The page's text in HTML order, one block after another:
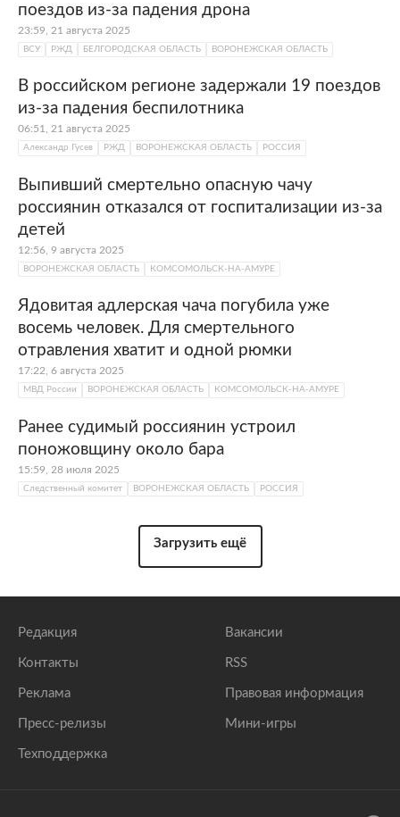
поездов из-за падения дрона
23:59, 21 августа 2025
ВСУ РЖД БЕЛГОРОДСКАЯ ОБЛАСТЬ ВОРОНЕЖСКАЯ ОБЛАСТЬ
В российском регионе задержали 19 поездов
из-за падения беспилотника
06:51, 21 августа 2025
Александр Гусев РЖД ВОРОНЕЖСКАЯ ОБЛАСТЬ РОССИЯ
Выпивший смертельно опасную чачу
россиянин отказался от госпитализации из-за
детей
12:56, 9 августа 2025
ВОРОНЕЖСКАЯ ОБЛАСТЬ КОМСОМОЛЬСК-НА-АМУРЕ
Ядовитая адлерская чача погубила уже
восемь человек. Для смертельного
отравления хватит и одной рюмки
17:22, 6 августа 2025
МВД России ВОРОНЕЖСКАЯ ОБЛАСТЬ КОМСОМОЛЬСК-НА-АМУРЕ
Ранее судимый россиянин устроил
поножовщину около бара
15:59, 28 июля 2025
Следственный комитет ВОРОНЕЖСКАЯ ОБЛАСТЬ РОССИЯ
Загрузить ещё
Редакция
Контакты
Реклама
Пресс-релизы
Техподдержка
Вакансии
RSS
Правовая информация
Мини-игры